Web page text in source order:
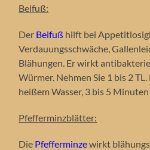
Beifuß:
Der Beifuß hilft bei
Verdauungsschwäche,
Blähungen. Er wirkt
Würmer. Nehmen Sie 1 bis 2
heißem Wasser, 3 bis 5 Minuten
Pfefferminzblätter:
Die Pfefferminzewirkt